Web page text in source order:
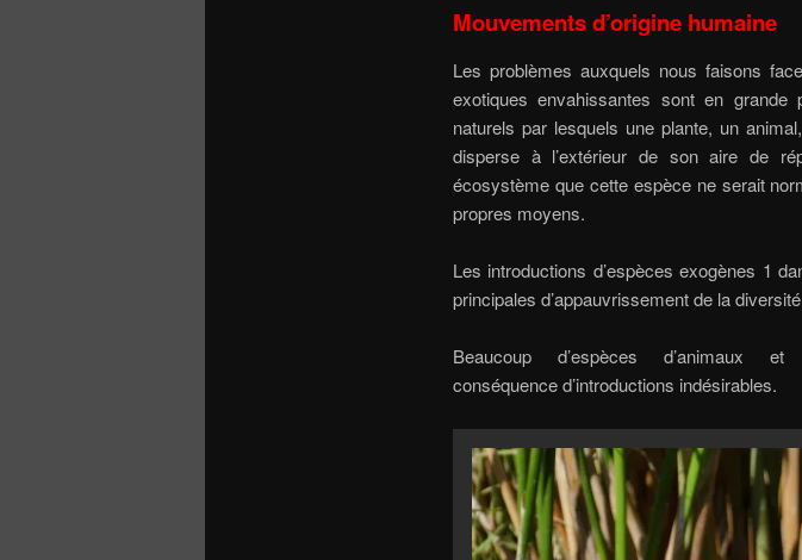
Mouvements d’origine humaine
Les problèmes auxquels nous faisons
exotiques envahissantes sont en
naturels par lesquels une plante, un
disperse à l’extérieur de son aire de
écosystème que cette espèce ne serait
propres moyens.
Les introductions d’espèces exogènes 1
principales d’appauvrissement de la
Beaucoup d’espèces
conséquence d’introductions indésirables.